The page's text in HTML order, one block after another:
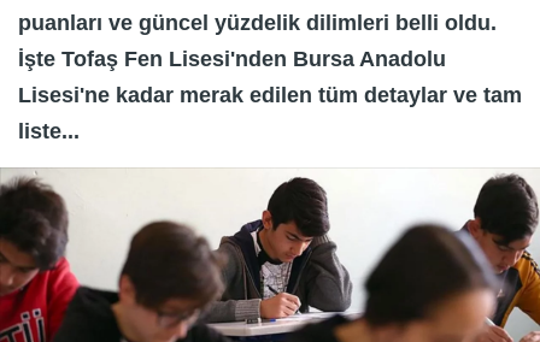
puanları ve güncel yüzdelik dilimleri belli oldu.
İşte Tofaş Fen Lisesi'nden Bursa Anadolu
Lisesi'ne kadar merak edilen tüm detaylar ve tam
liste...